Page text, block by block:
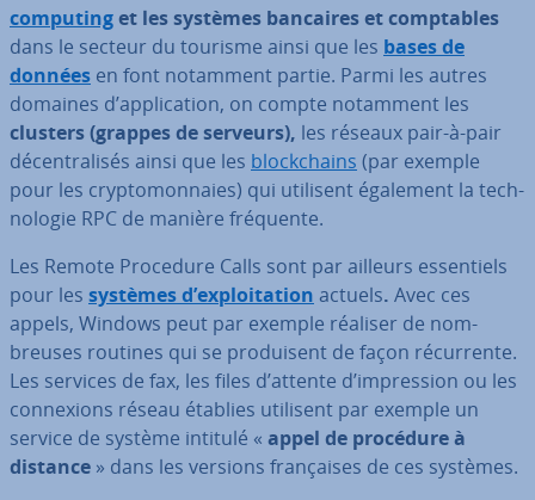
computinget les systèmes bancaires et comp­tables
dans le secteur du tourisme ainsi que les bases de
données en font notamment partie. Parmi les autres
domaines d’ap­pli­ca­tion, on compte notamment les
clusters (grappes de serveurs), les réseaux pair-à-pair
dé­cen­tra­li­sés ainsi que les blo­ck­chains (par exemple
pour les cryp­to­mon­naies) qui utilisent également la tech­
no­lo­gie RPC de manière fréquente.
Les Remote Procedure Calls sont par ailleurs es­sen­tiels
pour les systèmes d’ex­ploi­ta­tion actuels. Avec ces
appels, Windows peut par exemple réaliser de nom­
breuses routines qui se pro­dui­sent de façon ré­cur­rente.
Les services de fax, les files d’attente d’im­pres­sion ou les
con­nexions réseau établies utilisent par exemple un
service de système intitulé « appel de procédure à
distance » dans les versions fran­çaises de ces systèmes.